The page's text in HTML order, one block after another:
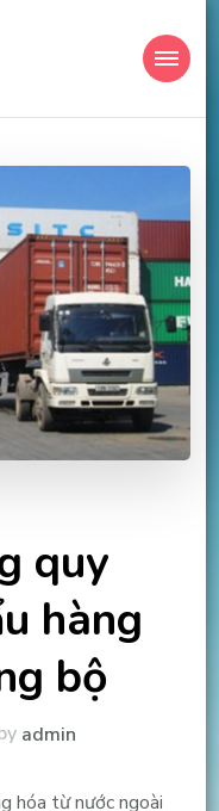
quy
hàng
bộ
admin
hóa từ nước ngoài